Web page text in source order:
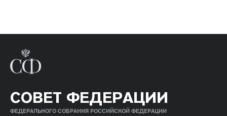
СОВЕТ ФЕДЕРАЦИИ
ФЕДЕРАЛЬНОГО СОБРАНИЯ РОССИЙСКОЙ ФЕДЕРАЦИИ